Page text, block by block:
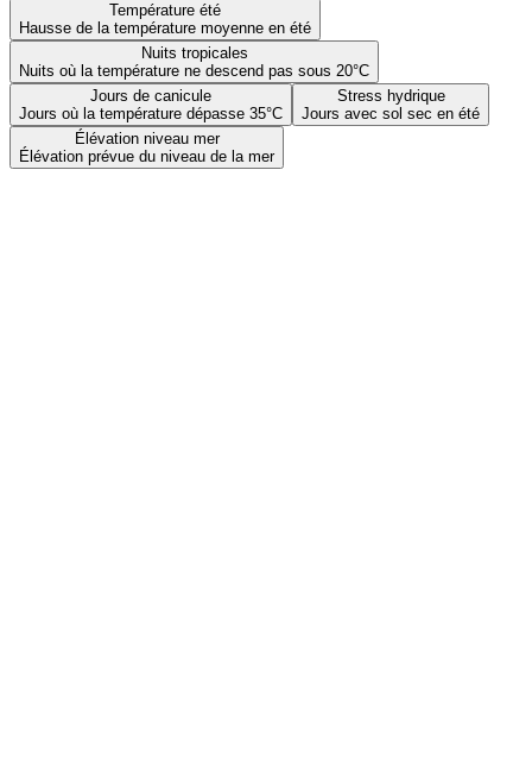
Température été
Hausse de la température moyenne en été
Nuits tropicales
Nuits où la température ne descend pas sous 20°C
Jours de canicule
Jours où la température dépasse 35°C
Stress hydrique
Jours avec sol sec en été
Élévation niveau mer
Élévation prévue du niveau de la mer